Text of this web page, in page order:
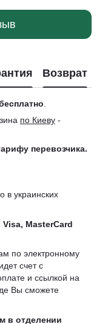
Возврат
по Киеву -
перевозчика.
в украинских
MasterCard
по электронному
счет с
и ссылкой на
Вы сможете
в отделении